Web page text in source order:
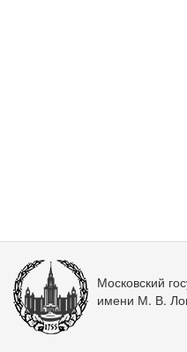
Московский
имени М. В.